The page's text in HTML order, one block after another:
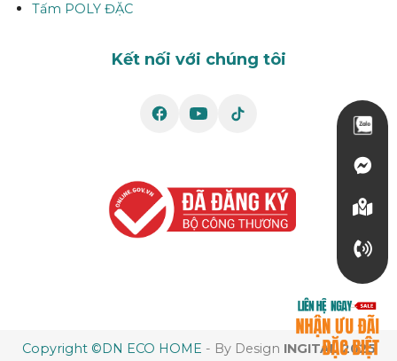
Tấm POLY ĐẶC
Kết nối với chúng tôi
Copyright ©DN ECO HOME - By Design INGITAL 2025